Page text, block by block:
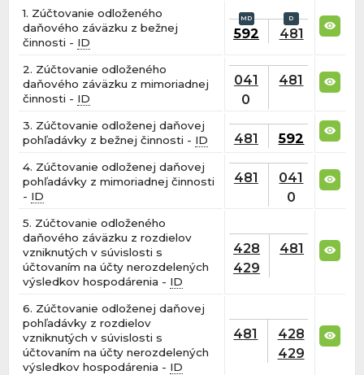
1. Zúčtovanie odloženého
daňového záväzku z bežnej
činnosti - ID
592 481
2. Zúčtovanie odloženého
daňového záväzku z mimoriadnej
činnosti - ID
041
0
481
3. Zúčtovanie odloženej daňovej
pohľadávky z bežnej činnosti - ID 481 592
4. Zúčtovanie odloženej daňovej
pohľadávky z mimoriadnej činnosti
- ID
481
041
0
5. Zúčtovanie odloženého
daňového záväzku z rozdielov
vzniknutých v súvislosti s
účtovaním na účty nerozdelených
výsledkov hospodárenia - ID
428
429
481
6. Zúčtovanie odloženej daňovej
pohľadávky z rozdielov
vzniknutých v súvislosti s
účtovaním na účty nerozdelených
výsledkov hospodárenia - ID
481
428
429